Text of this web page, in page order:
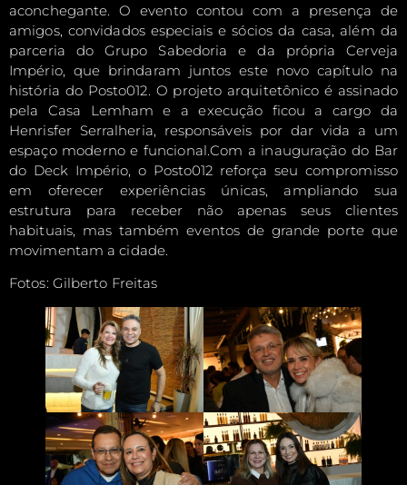
aconchegante. O evento contou com a presença de
amigos, convidados especiais e sócios da casa, além da
parceria do Grupo Sabedoria e da própria Cerveja
Império, que brindaram juntos este novo capítulo na
história do Posto012. O projeto arquitetônico é assinado
pela Casa Lemham e a execução ficou a cargo da
Henrisfer Serralheria, responsáveis por dar vida a um
espaço moderno e funcional.Com a inauguração do Bar
do Deck Império, o Posto012 reforça seu compromisso
em oferecer experiências únicas, ampliando sua
estrutura para receber não apenas seus clientes
habituais, mas também eventos de grande porte que
movimentam a cidade.
Fotos: Gilberto Freitas